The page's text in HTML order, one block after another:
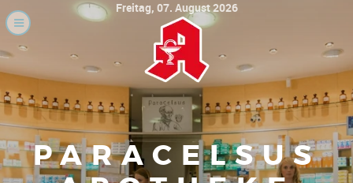
Freitag, 07. August 2026
PARACELSUS